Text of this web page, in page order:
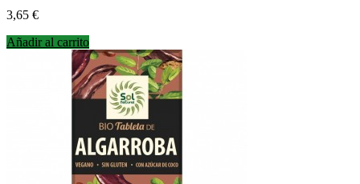
Precio
3,65 €
Añadir al carrito